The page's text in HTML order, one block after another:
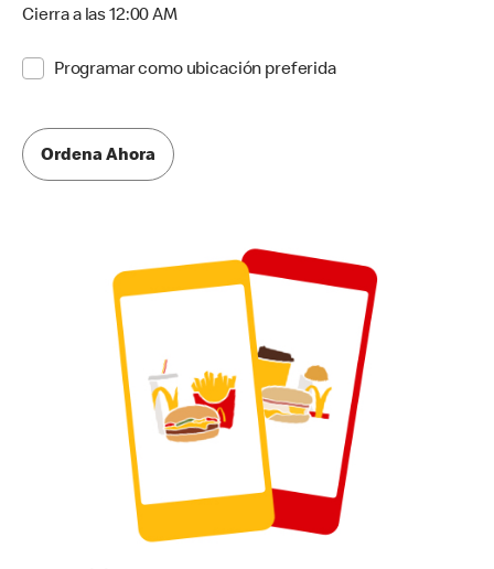
Cierra a las 12:00 AM
Programar como ubicación preferida
Ordena Ahora